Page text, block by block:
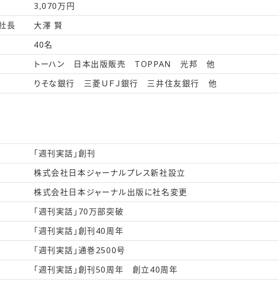
3,070万円
長
大澤 賢
40名
トーハン 日本出版販売 TOPPAN 光邦 他
りそな銀行 三菱ＵＦＪ銀行 三井住友銀行 他
「週刊実話」創刊
株式会社日本ジャーナルプレス新社設立
株式会社日本ジャーナル出版に社名変更
「週刊実話」70万部突破
「週刊実話」創刊40周年
「週刊実話」通巻2500号
「週刊実話」創刊50周年 創立40周年